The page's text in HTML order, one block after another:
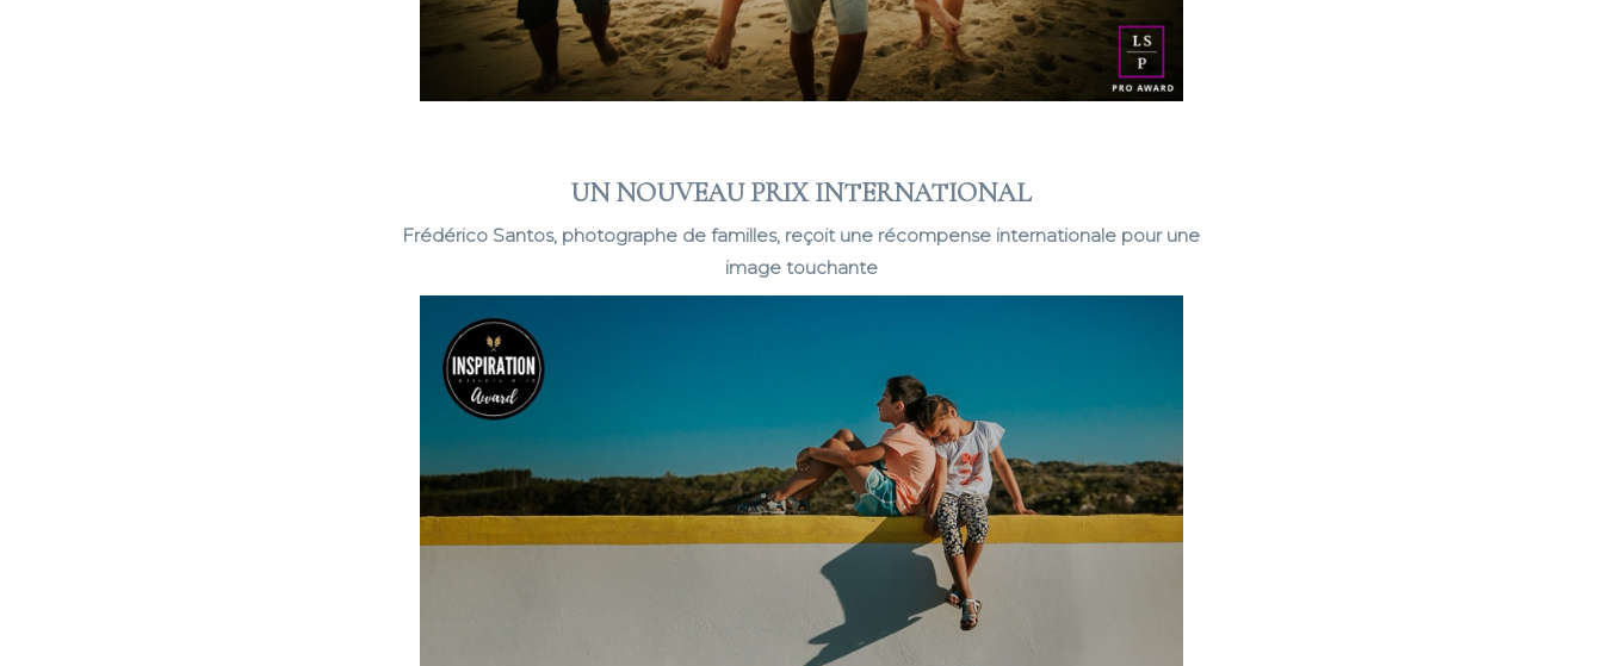
UN NOUVEAU PRIX INTERNATIONAL
Frédérico Santos, photographe de familles, reçoit une récompense internationale pour une
image touchante